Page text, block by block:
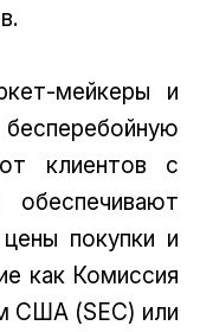
мейкеры и
клиентов с
цены покупки и
как Комиссия
США (SEC) или